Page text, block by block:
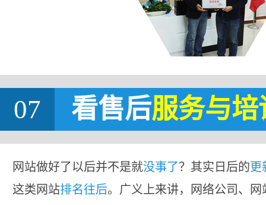
07 看售后服务与培
网站做好了以后并不是就没事了？其实日后的更
这类网站排名往后。广义上来讲，网络公司、